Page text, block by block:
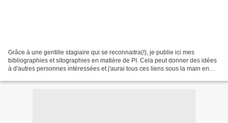
Grâce à une gentille stagiaire qui se reconnaitra(!), je publie ici mes
bibliographies et sitographies en matière de PI. Cela peut donner des idées
à d'autres personnes intéressées et j'aurai tous ces liens sous la main en